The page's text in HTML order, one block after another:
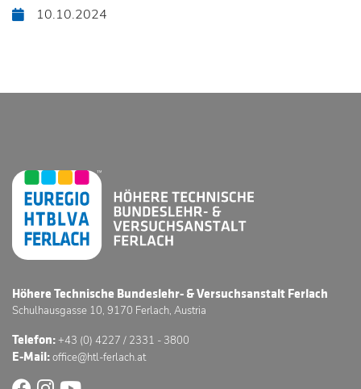
10.10.2024
Höhere Technische Bundeslehr- & Versuchsanstalt Ferlach
Schulhausgasse 10, 9170 Ferlach, Austria
Telefon:+43 (0) 4227 / 2331 - 3800
E-Mail:office@htl-ferlach.at